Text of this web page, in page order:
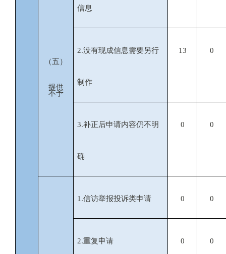
提供
信息
2.没有现成信息需要另行
制作
13 0
3.补正后申请内容仍不明
确
0 0
（五）
不予
1.信访举报投诉类申请 0 0
2.重复申请 0 0